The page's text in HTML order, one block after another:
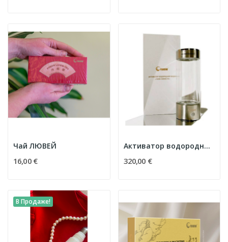
Чай ЛЮВЕЙ
16,00 €
Aктиватор водородный воды Yang Sheng H2
320,00 €
В Продаже!